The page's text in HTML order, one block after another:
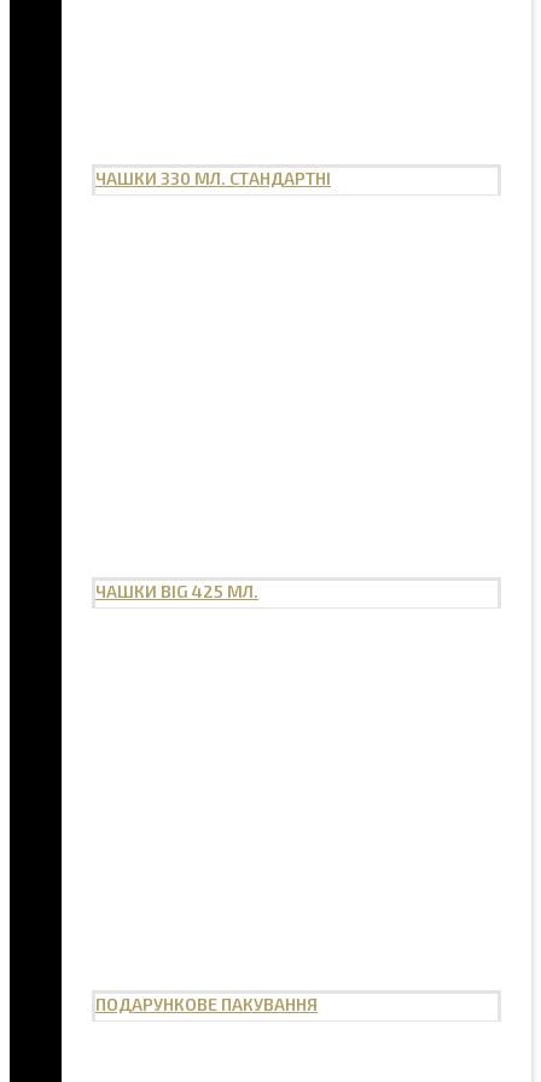
ЧАШКИ 330 МЛ. СТАНДАРТНІ
ЧАШКИ BIG 425 МЛ.
ПОДАРУНКОВЕ ПАКУВАННЯ